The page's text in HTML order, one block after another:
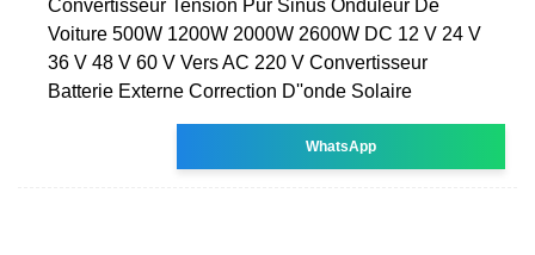
Convertisseur Tension Pur Sinus Onduleur De
Voiture 500W 1200W 2000W 2600W DC 12 V 24 V
36 V 48 V 60 V Vers AC 220 V Convertisseur
Batterie Externe Correction D''onde Solaire
WhatsApp